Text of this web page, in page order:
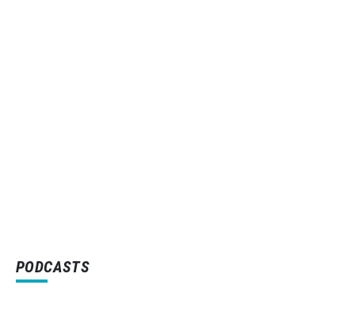
PODCASTS